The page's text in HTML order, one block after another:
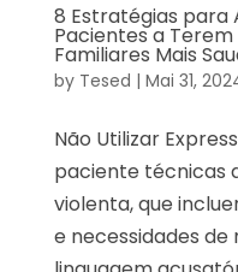
8 Estratégias para
Pacientes a
Familiares Mais
by Tesed | Mai 31,
Não Utilizar
paciente técnicas
violenta, que
e necessidades